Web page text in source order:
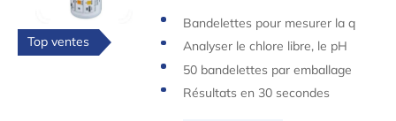
Top ventes
Bandelettes pour mesurer la q
ualité de l'eau
Analyser le chlore libre, le pH
et l'alcalinité
50 bandelettes par emballage
Résultats en 30 secondes